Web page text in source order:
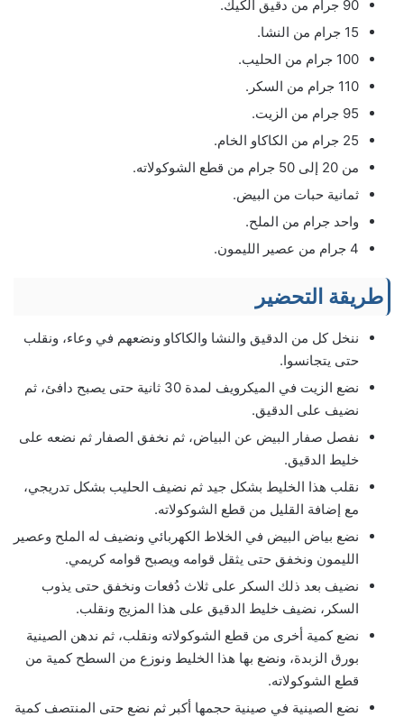
90 جرام من دقيق الكيك.
15 جرام من النشا.
100 جرام من الحليب.
110 جرام من السكر.
95 جرام من الزيت.
25 جرام من الكاكاو الخام.
من 20 إلى 50 جرام من قطع الشوكولاته.
ثمانية حبات من البيض.
واحد جرام من الملح.
4 جرام من عصير الليمون.
طريقة التحضير
ننخل كل من الدقيق والنشا والكاكاو ونضعهم في وعاء، ونقلب
حتى يتجانسوا.
نضع الزيت في الميكرويف لمدة 30 ثانية حتى يصبح دافئ، ثم
نضيف على الدقيق.
نفصل صفار البيض عن البياض، ثم نخفق الصفار ثم نضعه على
خليط الدقيق.
نقلب هذا الخليط بشكل جيد ثم نضيف الحليب بشكل تدريجي،
مع إضافة القليل من قطع الشوكولاته.
نضع بياض البيض في الخلاط الكهربائي ونضيف له الملح وعصير
الليمون ونخفق حتى يثقل قوامه ويصبح قوامه كريمي.
نضيف بعد ذلك السكر على ثلاث دُفعات ونخفق حتى يذوب
السكر، نضيف خليط الدقيق على هذا المزيج ونقلب.
نضع كمية أخرى من قطع الشوكولاته ونقلب، ثم ندهن الصينية
بورق الزبدة، ونضع بها هذا الخليط ونوزع من السطح كمية من
قطع الشوكولاته.
نضع الصينية في صينية حجمها أكبر ثم نضع حتى المنتصف كمية